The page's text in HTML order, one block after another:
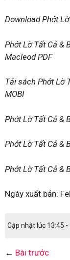
Download Phớt
Phớt Lờ Tất Cả &
Macleod PDF
Tải sách Phớt Lờ
MOBI
Phớt Lờ Tất Cả &
Phớt Lờ Tất Cả &
Phớt Lờ Tất Cả &
Ngày xuất bản:
Cập nhật lúc 13:45
← Bài trước